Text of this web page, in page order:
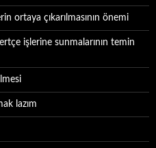
ortaya çıkarılmasının önemi
işlerine sunmalarının temin
lazım